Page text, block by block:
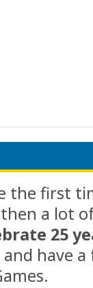
the first
then a lot
25
have